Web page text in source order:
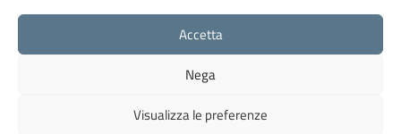
Accetta
Nega
Visualizza le preferenze
C.F. 80004740256 - Codice univoco ufficio: UFB6QF - Via Carducci, 6 -
Caprile di Alleghe (BL) - Tel 0437 721159 - blic82700b@pec.istruzione.it -
blic82700b@istruzione.it
Concept & Design by Designers Italia